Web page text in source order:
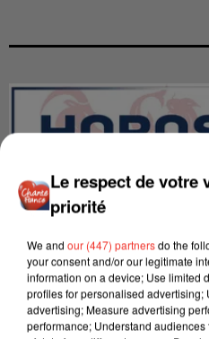
LES INTERVIEWS
Le respect de votre
priorité
We and our (447) partnersdo the
your consent and/or our legitimate
information on a device; Use limited
profiles for personalised
advertising; Measure advertising
performance; Understand